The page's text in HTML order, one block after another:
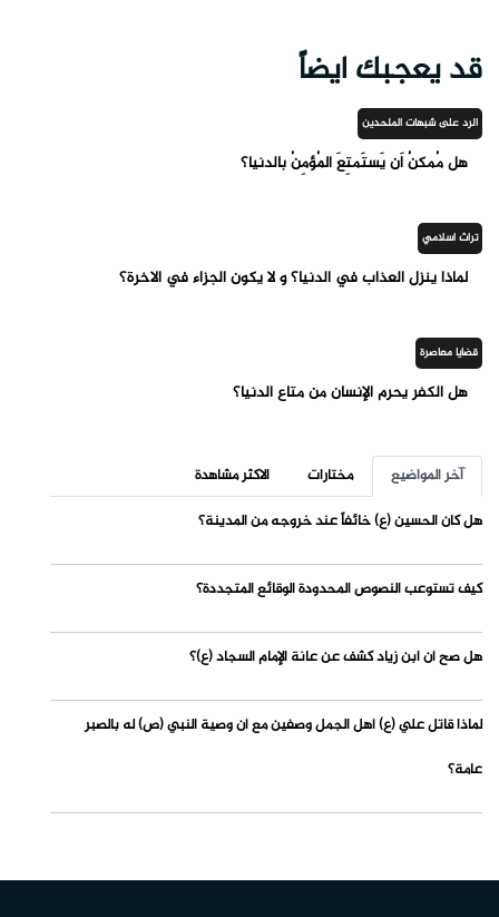
قد يعجبك ايضاً
الرد على شبهات الملحدين
هل مُمكنُ أَن يَستَمتِعَ المُؤمِنُ بالدنيا؟
تراث اسلامي
لماذا ينزل العذاب في الدنيا؟ و لا يكون الجزاء في الاخرة؟
قضايا معاصرة
هل الكفر يحرم الإنسان من متاع الدنيا؟
آخر المواضيع مختارات
الاكثر مشاهدة
هل كان الحسين (ع) خائفاً عند خروجه من المدينة؟
كيف تستوعب النصوص المحدودة الوقائع المتجددة؟
هل صح أن ابن زياد كشف عن عانة الإمام السجاد (ع)؟
لماذا قاتل علي (ع) أهل الجمل وصفين مع أن وصية النبي (ص) له بالصبر
عامة؟